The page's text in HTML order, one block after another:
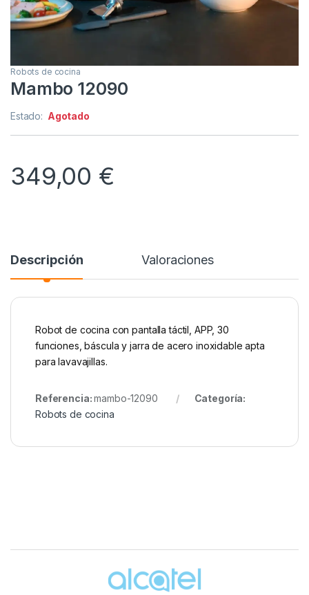
Robots de cocina
Mambo 12090
Estado: Agotado
349,00 €
Descripción Valoraciones
Robot de cocina con pantalla táctil, APP, 30
funciones, báscula y jarra de acero inoxidable apta
para lavavajillas.
Referencia:mambo-12090
Categoría:
Robots de cocina
Brands Carousel